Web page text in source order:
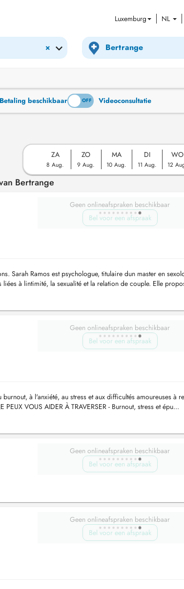
Luxemburg NL
×
beschikbaar
ON OFF Videoconsultatie
ZA
8 Aug.
ZO
9 Aug.
MA
10 Aug.
DI
11 Aug.
WO
12
Bertrange
Geen onlineafspraken beschikbaar
Bel voor een afspraak
Sarah Ramos est psychologue, titulaire dun master en
à lintimité, la sexualité et la relation de couple. Elle
Geen onlineafspraken beschikbaar
Bel voor een afspraak
burnout, à l'anxiété, au stress et aux difficultés amoureuses à
VOUS AIDER À TRAVERSER - Burnout, stress et épu...
Geen onlineafspraken beschikbaar
Bel voor een afspraak
Geen onlineafspraken beschikbaar
Bel voor een afspraak